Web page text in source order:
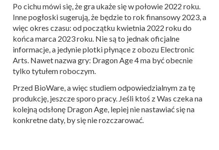
Po cichu mówi się, że gra ukaże się w połowie 2022 roku.
Inne pogłoski sugerują, że będzie to rok finansowy 2023, a
więc okres czasu: od początku kwietnia 2022 roku do
końca marca 2023 roku. Nie są to jednak oficjalne
informacje, a jedynie plotki płynące z obozu Electronic
Arts. Nawet nazwa gry: Dragon Age 4 ma być obecnie
tylko tytułem roboczym.
Przed BioWare, a więc studiem odpowiedzialnym za tę
produkcję, jeszcze sporo pracy. Jeśli ktoś z Was czeka na
kolejną odsłonę Dragon Age, lepiej nie nastawiać się na
konkretne daty, by się nie rozczarować.